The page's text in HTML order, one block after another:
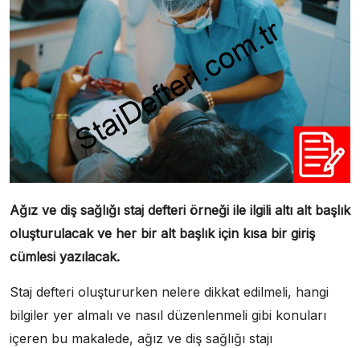
Ağız ve diş sağlığı staj defteri örneği ile ilgili altı alt başlık
oluşturulacak ve her bir alt başlık için kısa bir giriş
cümlesi yazılacak.
Staj defteri oluştururken nelere dikkat edilmeli, hangi
bilgiler yer almalı ve nasıl düzenlenmeli gibi konuları
içeren bu makalede, ağız ve diş sağlığı stajı